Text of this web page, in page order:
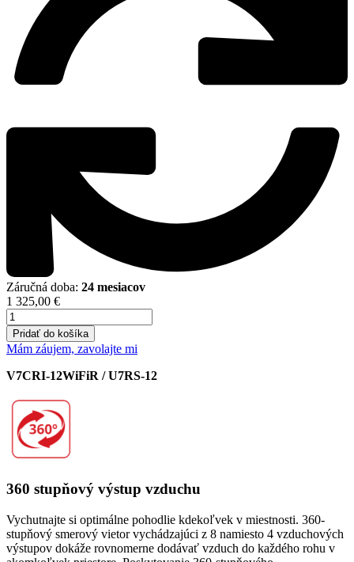
Záručná doba: 24 mesiacov
1 325,00 €
množstvo
Inventor
Cassette
3,5
kW
12WiFiR
Pridať do košíka
Mám záujem, zavolajte mi
V7CRI-12WiFiR / U7RS-12
360 stupňový výstup vzduchu
Vychutnajte si optimálne pohodlie kdekoľvek v miestnosti. 360-
stupňový smerový vietor vychádzajúci z 8 namiesto 4 vzduchových
výstupov dokáže rovnomerne dodávať vzduch do každého rohu v